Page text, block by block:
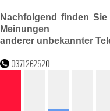
Nachfolgend finden
Meinungen
anderer unbekannter